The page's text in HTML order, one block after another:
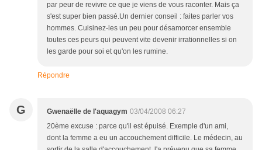
par peur de revivre ce que je viens de vous raconter. Mais ça
s'est super bien passé.Un dernier conseil : faites parler vos
hommes. Cuisinez-les un peu pour désamorcer ensemble
toutes ces peurs qui peuvent vite devenir irrationnelles si on
les garde pour soi et qu'on les rumine.
Répondre
G Gwenaëlle de l'aquagym 03/04/2008 06:27
20ème excuse : parce qu'il est épuisé. Exemple d'un ami,
dont la femme a eu un accouchement difficile. Le médecin, au